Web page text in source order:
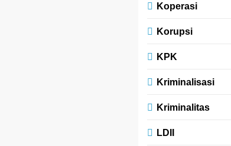
Koperasi
Korupsi
KPK
Kriminalisasi
Kriminalitas
LDII